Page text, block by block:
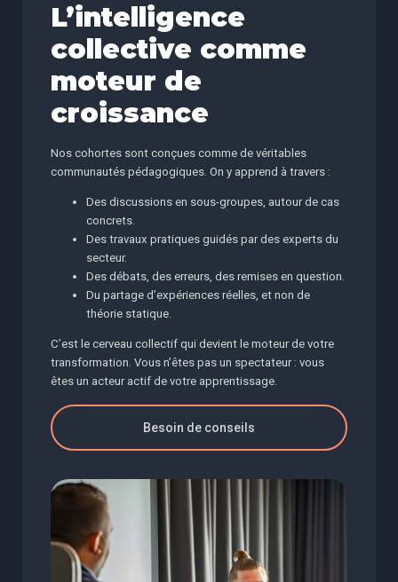
L’intelligence
collective comme
moteur de
croissance
Nos cohortes sont conçues comme de véritables
communautés pédagogiques. On y apprend à travers :
Des discussions en sous-groupes, autour de cas
concrets.
Des travaux pratiques guidés par des experts du
secteur.
Des débats, des erreurs, des remises en question.
Du partage d’expériences réelles, et non de
théorie statique.
C’est le cerveau collectif qui devient le moteur de votre
transformation. Vous n’êtes pas un spectateur : vous
êtes un acteur actif de votre apprentissage.
Besoin de conseils